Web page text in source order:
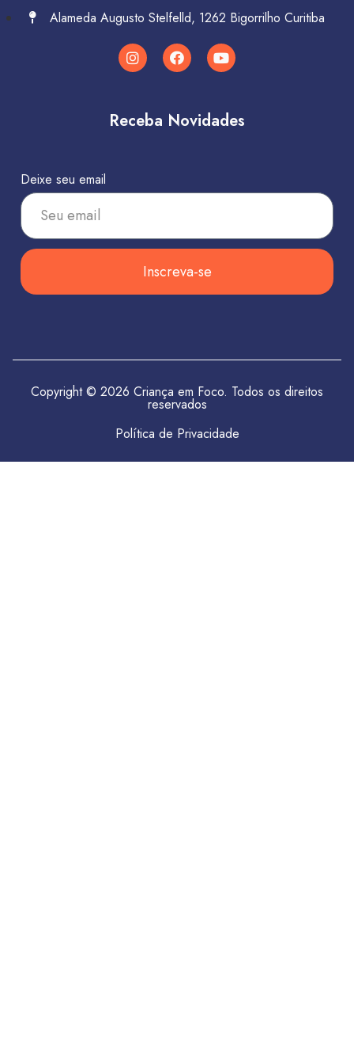
Alameda Augusto Stelfelld, 1262 Bigorrilho Curitiba
Receba Novidades
Deixe seu email
Inscreva-se
Copyright © 2026 Criança em Foco. Todos os direitos
reservados
Política de Privacidade